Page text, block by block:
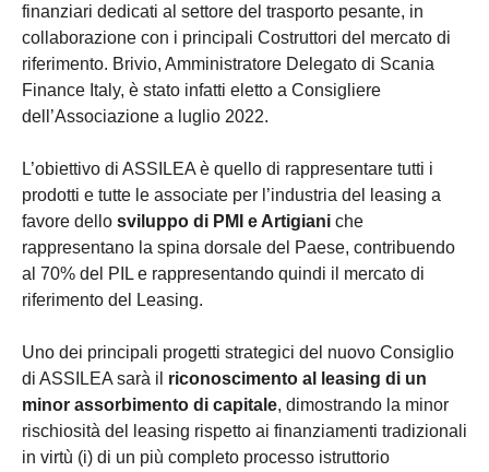
finanziari dedicati al settore del trasporto pesante, in
collaborazione con i principali Costruttori del mercato di
riferimento. Brivio, Amministratore Delegato di Scania
Finance Italy, è stato infatti eletto a Consigliere
dell’Associazione a luglio 2022.
L’obiettivo di ASSILEA è quello di rappresentare tutti i
prodotti e tutte le associate per l’industria del leasing a
favore dello sviluppo di PMI e Artigiani che
rappresentano la spina dorsale del Paese, contribuendo
al 70% del PIL e rappresentando quindi il mercato di
riferimento del Leasing.
Uno dei principali progetti strategici del nuovo Consiglio
di ASSILEA sarà il riconoscimento al leasing di un
minor assorbimento di capitale, dimostrando la minor
rischiosità del leasing rispetto ai finanziamenti tradizionali
in virtù (i) di un più completo processo istruttorio